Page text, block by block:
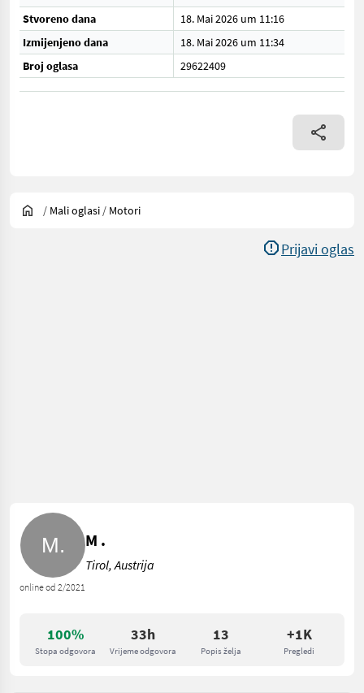
Stvoreno dana
18. Mai 2026 um 11:16
Izmijenjeno dana
18. Mai 2026 um 11:34
Broj oglasa
29622409
/ Mali oglasi / Motori
Prijavi oglas
100%
Stopa odgovora
33h
Vrijeme odgovora
13
Popis želja
+1K
Pregledi
online od 2/2021
M .
Tirol, Austrija